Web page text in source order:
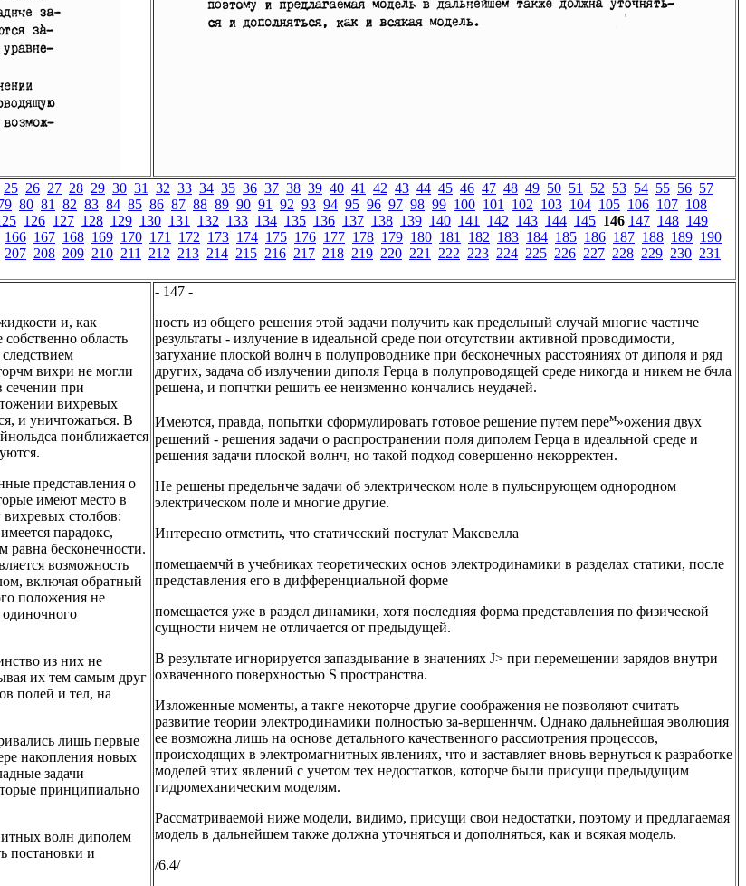
25 26 27 28 29 30 31 32 33 34 35 36 37 38 39 40 41 42 43 44 45 46 47 48 49 50 51 52 53 54 55 56 57
80 81 82 83 84 85 86 87 88 89 90 91 92 93 94 95 96 97 98 99 100 101 102 103 104 105 106 107 108
126 127 128 129 130 131 132 133 134 135 136 137 138 139 140 141 142 143 144 145 146 147 148 149
166 167 168 169 170 171 172 173 174 175 176 177 178 179 180 181 182 183 184 185 186 187 188 189 190
207 208 209 210 211 212 213 214 215 216 217 218 219 220 221 222 223 224 225 226 227 228 229 230 231
и, как
область
вихри не могли
сечении при
вихревых
и уничтожаться. В
поиближается
представления о
имеют место в
столбов:
парадокс,
равна бесконечности.
возможность
включая обратный
положения не
одиночного
из них не
их тем самым друг
полей и тел, на
лишь первые
накопления новых
задачи
принципиально
волн диполем
постановки и
- 147 -
ность из общего решения этой задачи получить как предельный случай многие частнче
результаты - излучение в идеальной среде пои отсутствии активной проводимости,
затухание плоской волнч в полупроводнике при бесконечных расстояниях от диполя и ряд
других, задача об излучении диполя Герца в полупроводящей среде никогда и никем не бчла
решена, и попчтки решить ее неизменно кончались неудачей.
Имеются, правда, попытки сформулировать готовое решение путем перем»ожения двух
решений - решения задачи о распространении поля диполем Герца в идеальной среде и
решения задачи плоской волнч, но такой подход совершенно некорректен.
Не решены предельнче задачи об электрическом ноле в пульсирующем однородном
электрическом поле и многие другие.
Интересно отметить, что статический постулат Максвелла
помещаемчй в учебниках теоретических основ электродинамики в разделах статики, после
представления его в дифференциальной форме
помещается уже в раздел динамики, хотя последняя форма представления по физической
сущности ничем не отличается от предыдущей.
В результате игнорируется запаздывание в значениях J> при перемещении зарядов внутри
охваченного поверхностью S пространства.
Изложенные моменты, а такге некоторче другие соображения не позволяют считать
развитие теории электродинамики полностью за-вершеннчм. Однако дальнейшая эволюция
ее возможна лишь на основе детального качественного рассмотрения процессов,
происходящих в электромагнитных явлениях, что и заставляет вновь вернуться к разработке
моделей этих явлений с учетом тех недостатков, которче были присущи предыдущим
гидромеханическим моделям.
Рассматриваемой ниже модели, видимо, присущи свои недостатки, поэтому и предлагаемая
модель в дальнейшем также должна уточняться и дополняться, как и всякая модель.
/6.4/